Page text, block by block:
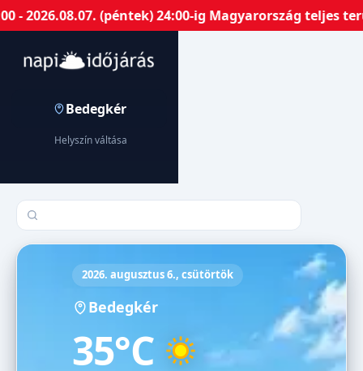
(péntek) 24:00-ig Magyarország teljes
Bedegkér
Helyszín váltása
Település keresése
2026. augusztus 6., csütörtök
Bedegkér
35°C